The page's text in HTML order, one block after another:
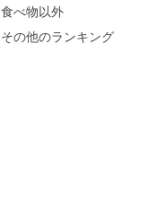
食べ物以外
その他のランキング